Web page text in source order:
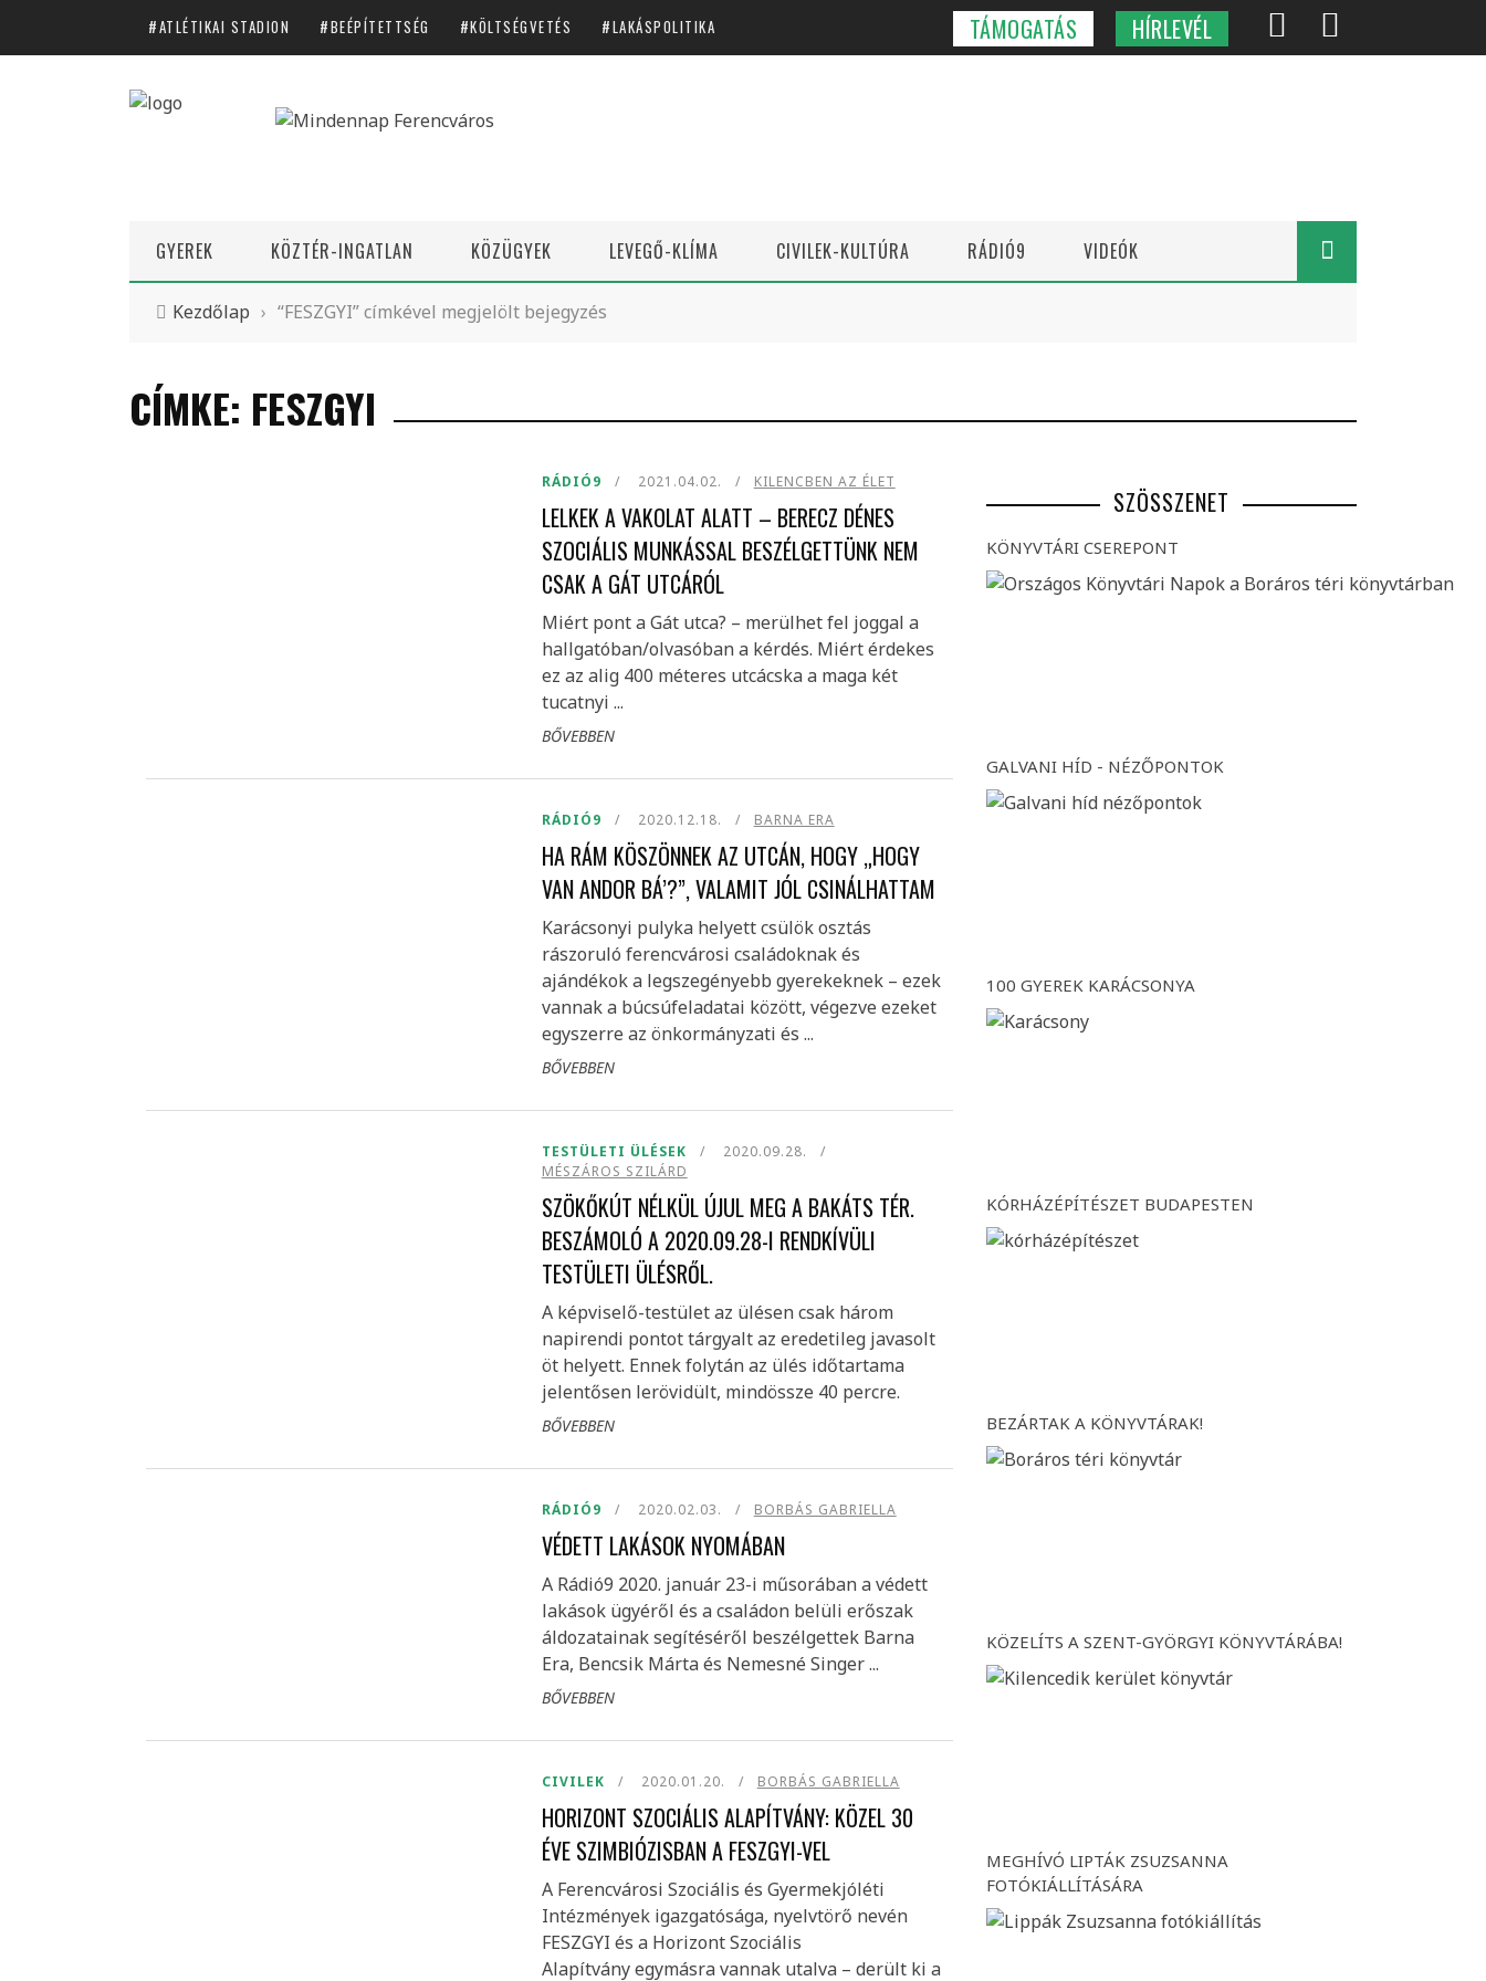
ATLÉTIKAI STADION BEÉPÍTETTSÉG KÖLTSÉGVETÉS LAKÁSPOLITIKA TÁMOGATÁS HÍRLEVÉL
GYEREK KÖZTÉR-INGATLAN KÖZÜGYEK LEVEGŐ-KLÍMA CIVILEK-KULTÚRA RÁDIÓ9 VIDEÓK
Kezdőlap › “FESZGYI” címkével megjelölt bejegyzés
CÍMKE: FESZGYI
RÁDIÓ9 2021.04.02. KILENCBEN AZ ÉLET
LELKEK A VAKOLAT ALATT – BERECZ DÉNES
SZOCIÁLIS MUNKÁSSAL BESZÉLGETTÜNK NEM
CSAK A GÁT UTCÁRÓL
Miért pont a Gát utca? – merülhet fel joggal a
hallgatóban/olvasóban a kérdés. Miért érdekes
ez az alig 400 méteres utcácska a maga két
tucatnyi ...
BŐVEBBEN
RÁDIÓ9 2020.12.18. BARNA ERA
HA RÁM KÖSZÖNNEK AZ UTCÁN, HOGY „HOGY
VAN ANDOR BÁ’?”, VALAMIT JÓL CSINÁLHATTAM
Karácsonyi pulyka helyett csülök osztás
rászoruló ferencvárosi családoknak és
ajándékok a legszegényebb gyerekeknek – ezek
vannak a búcsúfeladatai között, végezve ezeket
egyszerre az önkormányzati és ...
BŐVEBBEN
TESTÜLETI ÜLÉSEK
2020.09.28.
MÉSZÁROS SZILÁRD
SZÖKŐKÚT NÉLKÜL ÚJUL MEG A BAKÁTS TÉR.
BESZÁMOLÓ A 2020.09.28-I RENDKÍVÜLI
TESTÜLETI ÜLÉSRŐL.
A képviselő-testület az ülésen csak három
napirendi pontot tárgyalt az eredetileg javasolt
öt helyett. Ennek folytán az ülés időtartama
jelentősen lerövidült, mindössze 40 percre.
BŐVEBBEN
RÁDIÓ9 2020.02.03. BORBÁS GABRIELLA
VÉDETT LAKÁSOK NYOMÁBAN
A Rádió9 2020. január 23-i műsorában a védett
lakások ügyéről és a családon belüli erőszak
áldozatainak segítéséről beszélgettek Barna
Era, Bencsik Márta és Nemesné Singer ...
BŐVEBBEN
CIVILEK 2020.01.20. BORBÁS GABRIELLA
HORIZONT SZOCIÁLIS ALAPÍTVÁNY: KÖZEL 30
ÉVE SZIMBIÓZISBAN A FESZGYI-VEL
A Ferencvárosi Szociális és Gyermekjóléti
Intézmények igazgatósága, nyelvtörő nevén
FESZGYI és a Horizont Szociális
Alapítvány egymásra vannak utalva – derült ki a
SZÖSSZENET
KÖNYVTÁRI CSEREPONT
GALVANI HÍD - NÉZŐPONTOK
100 GYEREK KARÁCSONYA
KÓRHÁZÉPÍTÉSZET BUDAPESTEN
BEZÁRTAK A KÖNYVTÁRAK!
KÖZELÍTS A SZENT-GYÖRGYI KÖNYVTÁRÁBA!
MEGHÍVÓ LIPTÁK ZSUZSANNA
FOTÓKIÁLLÍTÁSÁRA